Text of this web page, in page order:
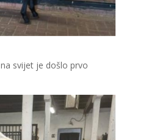
na svijet je došlo prvo